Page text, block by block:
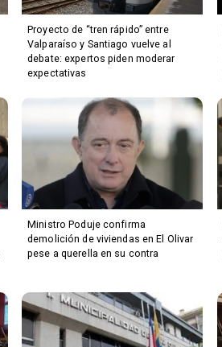
Proyecto de “tren rápido” entre
Valparaíso y Santiago vuelve al
debate: expertos piden moderar
expectativas
Ministro Poduje confirma
demolición de viviendas en El Olivar
pese a querella en su contra